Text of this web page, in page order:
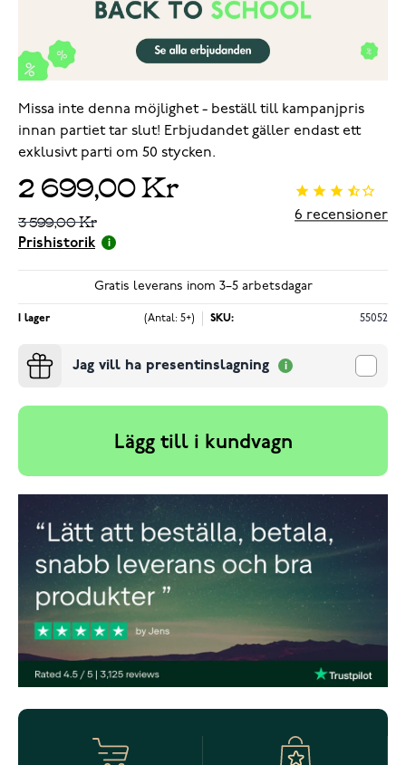
Missa inte denna möjlighet - beställ till kampanjpris
innan partiet tar slut! Erbjudandet gäller endast ett
exklusivt parti om 50 stycken.
2 699,00 Kr
3 599,00 Kr
Prishistorik
6 recensioner
Gratis leverans inom 3–5 arbetsdagar
I lager (Antal: 5+) SKU: 55052
Jag vill ha presentinslagning
Lägg till i kundvagn